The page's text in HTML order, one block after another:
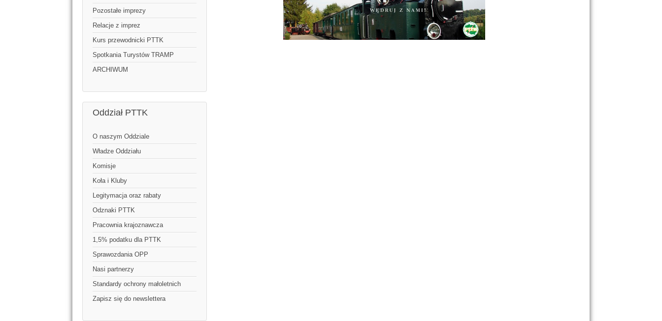
Pozostałe imprezy
Relacje z imprez
Kurs przewodnicki PTTK
Spotkania Turystów TRAMP
ARCHIWUM
Oddział PTTK
O naszym Oddziale
Władze Oddziału
Komisje
Koła i Kluby
Legitymacja oraz rabaty
Odznaki PTTK
Pracownia krajoznawcza
1,5% podatku dla PTTK
Sprawozdania OPP
Nasi partnerzy
Standardy ochrony małoletnich
Zapisz się do newslettera